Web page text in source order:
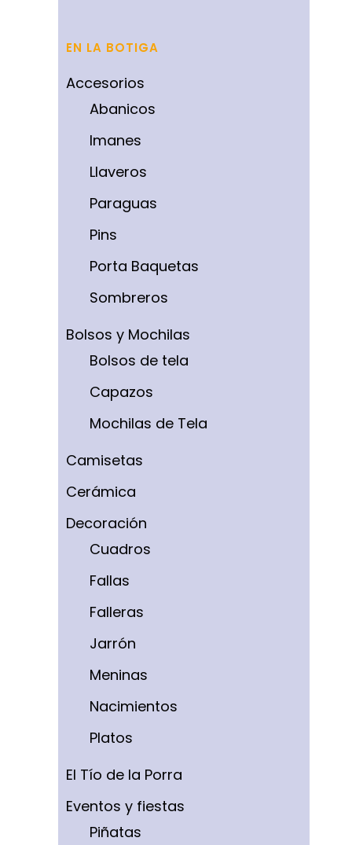
EN LA BOTIGA
Accesorios
Abanicos
Imanes
Llaveros
Paraguas
Pins
Porta Baquetas
Sombreros
Bolsos y Mochilas
Bolsos de tela
Capazos
Mochilas de Tela
Camisetas
Cerámica
Decoración
Cuadros
Fallas
Falleras
Jarrón
Meninas
Nacimientos
Platos
El Tío de la Porra
Eventos y fiestas
Piñatas